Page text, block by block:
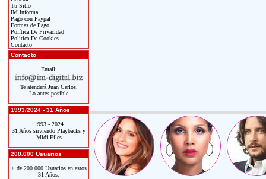
Tu Sitio
IM Informa
Pago con Paypal
Formas de Pago
Política De Privacidad
Política De Cookies
Contacto
Contacto
Email:
Te atenderá Juan Carlos.
Lo antes posible
1993/2024 - 31 Años
1993 - 2024
31 Años sirviendo Playbacks y
Midi Files
200.000 Usuarios
+ de 200.000 Usuarios en estos
31 Años.